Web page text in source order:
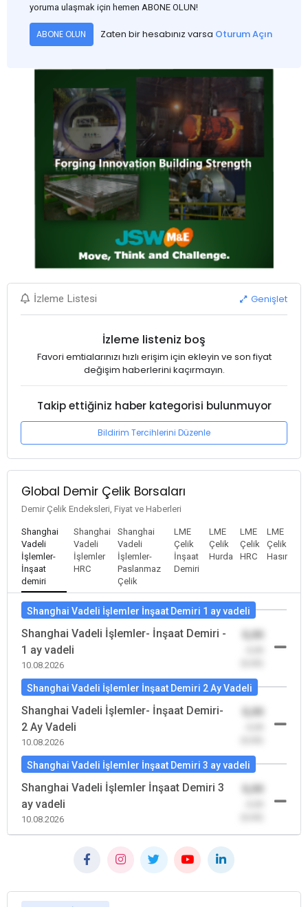
yoruma ulaşmak için hemen ABONE OLUN!
ABONE OLUN Zaten bir hesabınız varsa Oturum Açın
İzleme Listesi Genişlet
İzleme listeniz boş
Favori emtialarınızı hızlı erişim için ekleyin ve son fiyat
değişim haberlerini kaçırmayın.
Takip ettiğiniz haber kategorisi bulunmuyor
Bildirim Tercihlerini Düzenle
Global Demir Çelik Borsaları
Demir Çelik Endeksleri, Fiyat ve Haberleri
Shanghai
Vadeli
İşlemler-
İnşaat
demiri
Shanghai
Vadeli
İşlemler
HRC
Shanghai
Vadeli
İşlemler-
Paslanmaz
Çelik
LME
Çelik
İnşaat
Demiri
LME
Çelik
Hurda
LME
Çelik
HRC
LME
Çelik
Hasır
Shanghai Vadeli İşlemler İnşaat Demiri 1 ay vadeli
Shanghai Vadeli İşlemler- İnşaat Demiri -
1 ay vadeli
10.08.2026
0,00
Shanghai Vadeli İşlemler İnşaat Demiri 2 Ay Vadeli
Shanghai Vadeli İşlemler- İnşaat Demiri-
2 Ay Vadeli
10.08.2026
0,00
Shanghai Vadeli İşlemler İnşaat Demiri 3 ay vadeli
Shanghai Vadeli İşlemler İnşaat Demiri 3
ay vadeli
10.08.2026
0,00